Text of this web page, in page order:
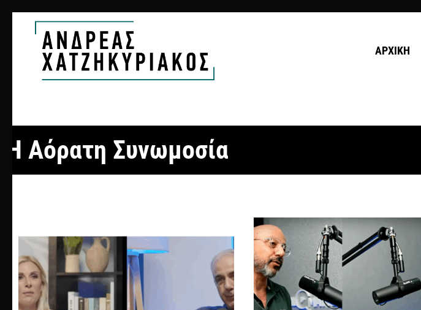
ΑΡΧΙΚΗ
Η Αόρατη Συνωμοσία